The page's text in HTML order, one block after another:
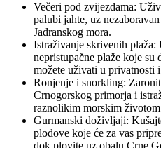
Večeri pod zvijezdama:
palubi jahte, uz
Jadranskog mora.
Istraživanje skrivenih
nepristupačne plaže koje su
možete uživati u privatnosti
Ronjenje i snorkling:
Crnogorskog primorja i
raznolikim morskim
Gurmanski doživljaji:
plodove koje će za vas
dok plovite uz obalu Crne